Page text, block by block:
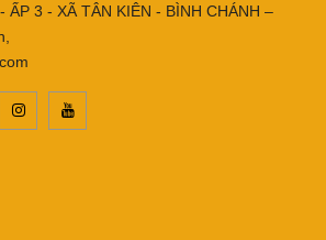
ẤP 3 - XÃ TÂN KIÊN - BÌNH CHÁNH –